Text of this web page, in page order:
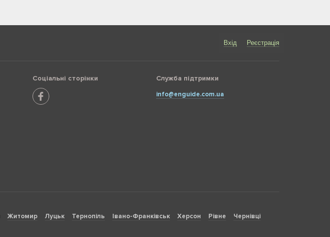
Вхід Реєстрація
Соціальні сторінки Служба підтримки
info@enguide.com.ua
Житомир Луцьк Тернопіль Івано-Франківськ Херсон Рівне
Чернівці